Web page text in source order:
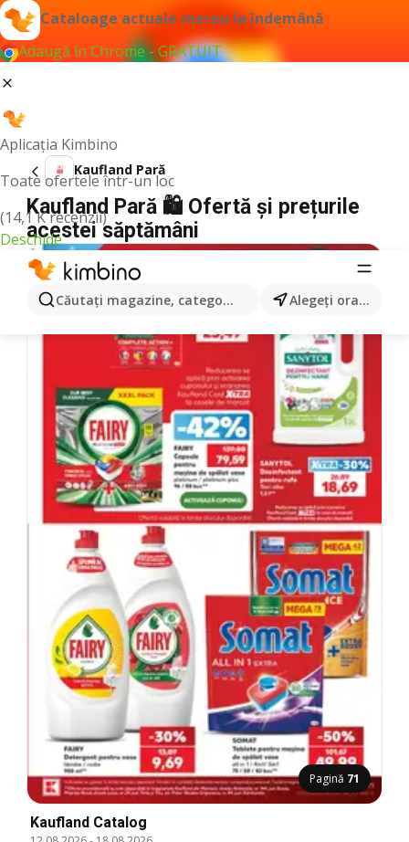
Cataloage actuale mereu la îndemână
Adaugă în Chrome - GRATUIT
Aplicația Kimbino
Toate ofertele într-un loc
(14,1 K recenzii)
Deschide
Căutaţi magazine, categorii, produse... Alegeţi oraşul
Kaufland Pară
Kaufland Pară 🛍️ Ofertă și prețurile
acestei săptămâni
Pagină 71
Kaufland Catalog